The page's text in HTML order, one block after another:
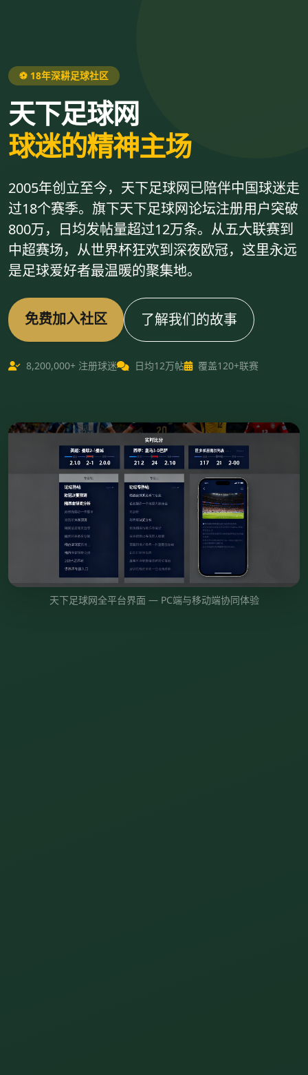
⚽ 18年深耕足球社区
天下足球网
球迷的精神主场
2005年创立至今，天下足球网已陪伴中国球迷走
过18个赛季。旗下天下足球网论坛注册用户突破
800万，日均发帖量超过12万条。从五大联赛到
中超赛场，从世界杯狂欢到深夜欧冠，这里永远
是足球爱好者最温暖的聚集地。
免费加入社区 了解我们的故事
8,200,000+ 注册球迷 日均12万帖 覆盖120+联赛
天下足球网全平台界面 — PC端与移动端协同体验